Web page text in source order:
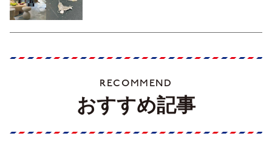
RECOMMEND
おすすめ記事